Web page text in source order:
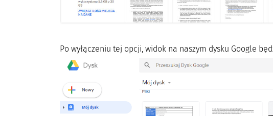
Po wyłączeniu tej opcji, widok na naszym dysku Google